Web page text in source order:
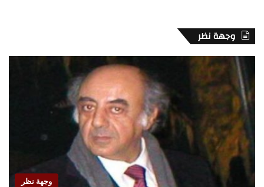
وجهة نظر
وجهة نظر